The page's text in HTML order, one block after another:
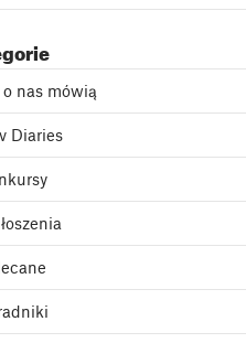
o nas mówią
Diaries